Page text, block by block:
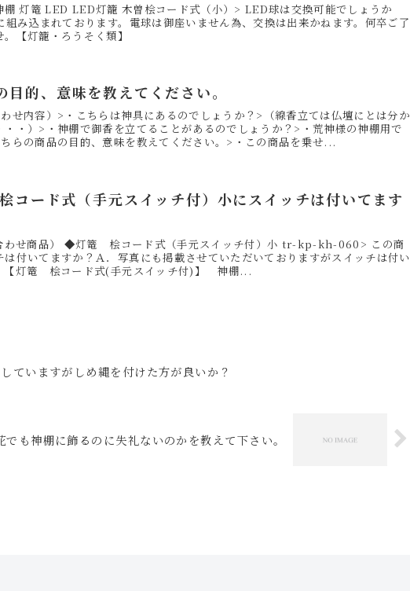
棚 灯篭 LED LED灯籠 木曽桧コード式（小）> LED球は交換可能でしょうか
組み込まれております。電球は御座いません為、交換は出来かねます。何卒ご了
【灯籠・ろうそく類】
目的、意味を教えてください。
せ内容）>・こちらは神具にあるのでしょうか？>（線香立ては仏壇にとは分か
・・）>・神棚で御香を立てることがあるのでしょうか？>・荒神様の神棚用で
らの商品の目的、意味を教えてください。>・この商品を乗せ...
ード式（手元スイッチ付）小にスイッチは付いてます
わせ商品） ◆灯篭 桧コード式（手元スイッチ付）小 tr-kp-kh-060> この商
は付いてますか？Ａ．写真にも掲載させていただいておりますがスイッチは付い
【灯篭 桧コード式(手元スイッチ付)】 神棚...
ていますがしめ縄を付けた方が良いか？
でも神棚に飾るのに失礼ないのかを教えて下さい。